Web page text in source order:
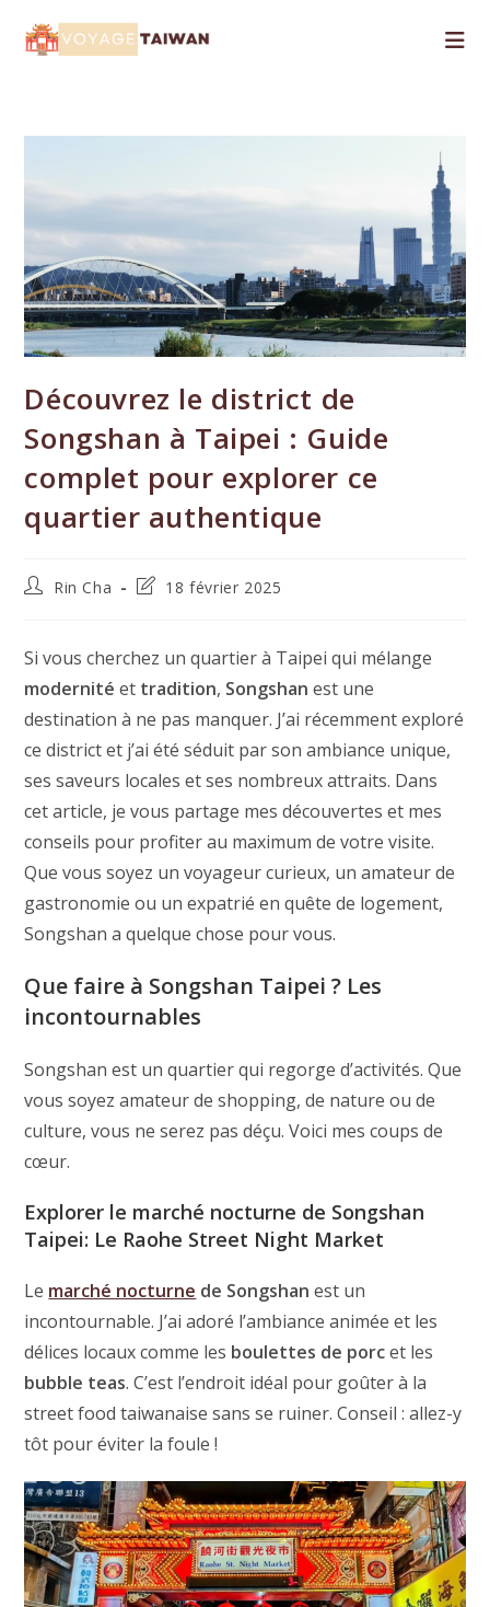
Découvrez le district de
Songshan à Taipei : Guide
complet pour explorer ce
quartier authentique
Auteur/autrice
publication :
Rin Cha
Dernière
publication :
18 février 2025
Si vous cherchez un quartier à Taipei qui mélange
modernité et tradition, Songshan est une
destination à ne pas manquer. J’ai récemment exploré
ce district et j’ai été séduit par son ambiance unique,
ses saveurs locales et ses nombreux attraits. Dans
cet article, je vous partage mes découvertes et mes
conseils pour profiter au maximum de votre visite.
Que vous soyez un voyageur curieux, un amateur de
gastronomie ou un expatrié en quête de logement,
Songshan a quelque chose pour vous.
Que faire à Songshan Taipei ? Les
incontournables
Songshan est un quartier qui regorge d’activités. Que
vous soyez amateur de shopping, de nature ou de
culture, vous ne serez pas déçu. Voici mes coups de
cœur.
Explorer le marché nocturne de Songshan
Taipei: Le Raohe Street Night Market
Le marché nocturne de Songshan est un
incontournable. J’ai adoré l’ambiance animée et les
délices locaux comme les boulettes de porcet les
bubble teas. C’est l’endroit idéal pour goûter à la
street food taiwanaise sans se ruiner. Conseil : allez-y
tôt pour éviter la foule !